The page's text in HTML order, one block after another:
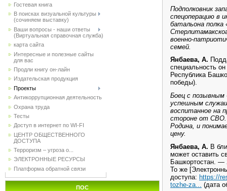
Гостевая книга
В поисках визуальной культуры
(сочиняем выставку)
Ваши вопросы - наши ответы
(Виртуальная справочная служба)
карта сайта
Интересные и полезные сайты
для вас
Продли книгу он-лайн
Издательская продукция
Проекты
Антикоррупционная деятельность
Охрана труда
Тесты
Доступ в интернет по WI-FI
ЦЕНТР ОБЩЕСТВЕННОГО
ДОСТУПА
Терроризм – угроза о...
ЭЛЕКТРОННЫЕ РЕСУРСЫ
Платформа обратной связи
ПОС
Подполковник
спецоперацию в
батальона
военно-
семей.
Янбаева, А.
специальность
Республика
победы).
Боец с позывным
успешным
воспитанное на
стороне от СВО.
Родина, и
цену.
Янбаева, А. В
может оставить
Башкортостан.
То же
доступа: https://
tozhe-za...
(дата